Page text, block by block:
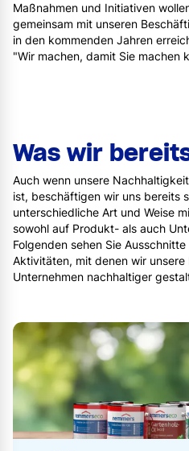
Maßnahmen und Initiativen
gemeinsam mit unseren
in den kommenden Jahren
"Wir machen, damit Sie machen
Was wir
Auch wenn unsere
ist, beschäftigen wir uns bereits
unterschiedliche Art und Weise
sowohl auf Produkt- als auch
Folgenden sehen Sie
Aktivitäten, mit denen wir
Unternehmen nachhaltiger